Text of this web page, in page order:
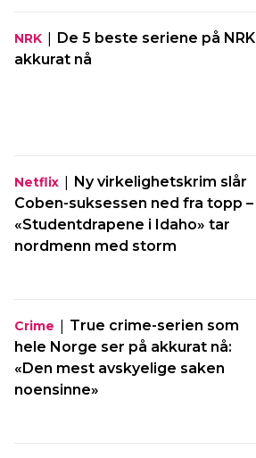
NRK | De 5 beste seriene på NRK
akkurat nå
Netflix | Ny virkelighetskrim slår
Coben-suksessen ned fra topp –
«Studentdrapene i Idaho» tar
nordmenn med storm
Crime | True crime-serien som
hele Norge ser på akkurat nå:
«Den mest avskyelige saken
noensinne»